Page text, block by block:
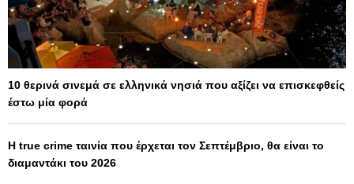
10 θερινά σινεμά σε ελληνικά νησιά που αξίζει να επισκεφθείς
έστω μία φορά
Η true crime ταινία που έρχεται τον Σεπτέμβριο, θα είναι το
διαμαντάκι του 2026